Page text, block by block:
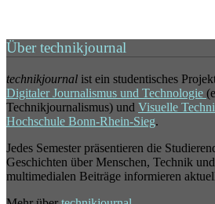
Über technikjournal
technikjournal ist ein studentisches
Digitaler Journalismus und Technologie
Technikjournalismus) und Visuelle
Hochschule Bonn-Rhein-Sieg.
Jedes Semester präsentieren die
Geschichten über Menschen, Technik
multimedialen Beiträge informieren